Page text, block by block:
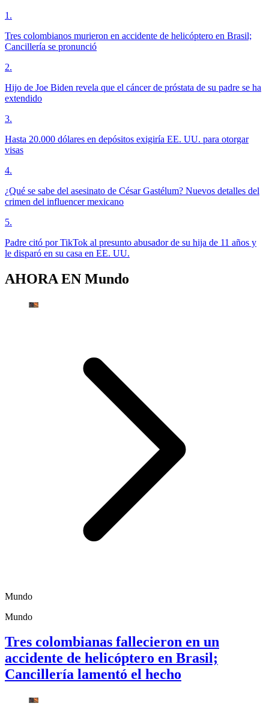
1 .
Tres colombianos murieron en accidente de helicóptero en Brasil;
Cancillería se pronunció
2.
Hijo de Joe Biden revela que el cáncer de próstata de su padre se ha
extendido
3.
Hasta 20.000 dólares en depósitos exigiría EE. UU. para otorgar
visas
4.
¿Qué se sabe del asesinato de César Gastélum? Nuevos detalles del
crimen del influencer mexicano
5.
Padre citó por TikTok al presunto abusador de su hija de 11 años y
le disparó en su casa en EE. UU.
AHORA EN Mundo
Mundo
Mundo
Tres colombianas fallecieron en un
accidente de helicóptero en Brasil;
Cancillería lamentó el hecho